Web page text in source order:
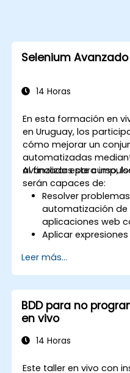
Selenium Avanzado
14 Horas
En esta formación en
en Uruguay, los
cómo mejorar un
automatizadas
avanzadas para
Al finalizar este curso,
serán capaces de:
Resolver
automatización de
aplicaciones web
Aplicar
patrones.
Gestionar
Buscar
web.
Capturar
controles web.
pruebas basadas
Leer más...
BDD para no
en vivo
14 Horas
Este taller en vivo con